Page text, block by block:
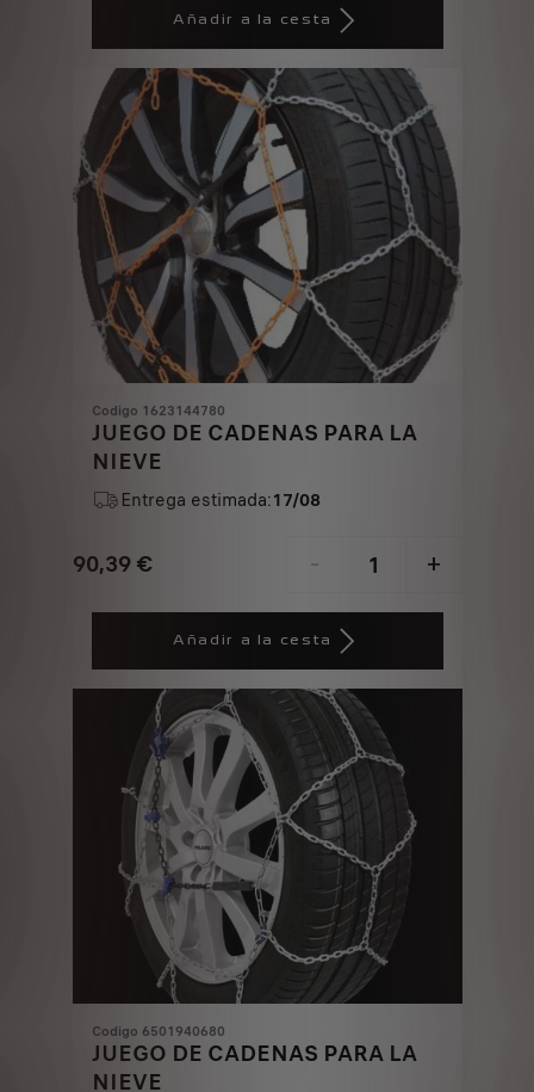
Añadir a la cesta
Codigo 1623144780
JUEGO DE CADENAS PARA LA
NIEVE
Entrega estimada:17/08
90,39 €
Price
€
- +
Quantity
1
Añadir a la cesta
Codigo 6501940680
JUEGO DE CADENAS PARA LA
NIEVE